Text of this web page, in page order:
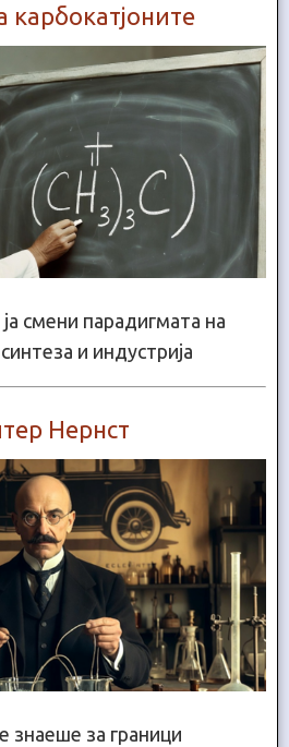
карбокатјоните
смени парадигмата на
и индустрија
Нернст
знаеше за граници